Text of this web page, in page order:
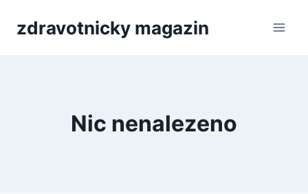
zdravotnicky magazin
Nic nenalezeno